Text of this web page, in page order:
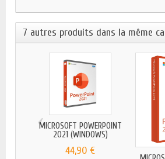
7 autres produits dans la même
MICROSOFT POWERPOINT
2021 (WINDOWS)
44,90 €
‹